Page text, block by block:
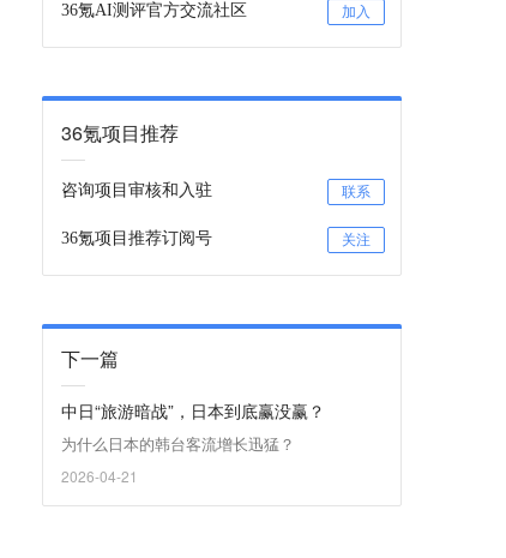
36氪AI测评官方交流社区 加入
36氪项目推荐
咨询项目审核和入驻 联系
36氪项目推荐订阅号 关注
下一篇
中日“旅游暗战”，日本到底赢没赢？
为什么日本的韩台客流增长迅猛？
2026-04-21